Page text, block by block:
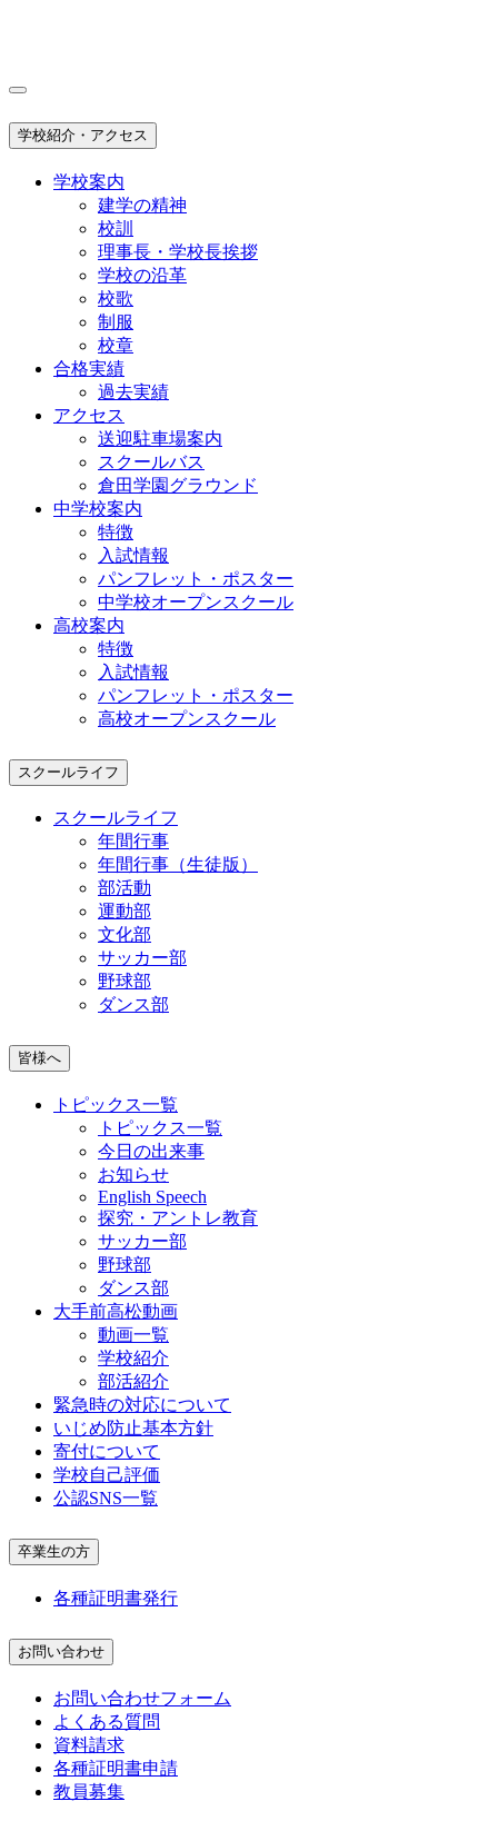
学校紹介・アクセス
学校案内
建学の精神
校訓
理事長・学校長挨拶
学校の沿革
校歌
制服
校章
合格実績
過去実績
アクセス
送迎駐車場案内
スクールバス
倉田学園グラウンド
中学校案内
特徴
入試情報
パンフレット・ポスター
中学校オープンスクール
高校案内
特徴
入試情報
パンフレット・ポスター
高校オープンスクール
スクールライフ
スクールライフ
年間行事
年間行事（生徒版）
部活動
運動部
文化部
サッカー部
野球部
ダンス部
皆様へ
トピックス一覧
トピックス一覧
今日の出来事
お知らせ
English Speech
探究・アントレ教育
サッカー部
野球部
ダンス部
大手前高松動画
動画一覧
学校紹介
部活紹介
緊急時の対応について
いじめ防止基本方針
寄付について
学校自己評価
公認SNS一覧
卒業生の方
各種証明書発行
お問い合わせ
お問い合わせフォーム
よくある質問
資料請求
各種証明書申請
教員募集